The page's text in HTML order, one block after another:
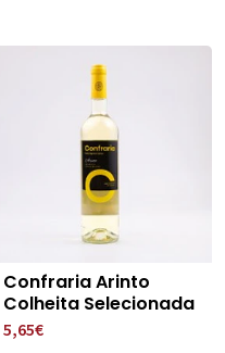
Confraria Arinto
Colheita Selecionada
5,65€